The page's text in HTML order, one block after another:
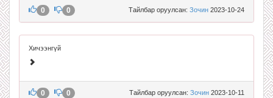
Тайлбар оруулсан: Зочин 2023-10-24
0 0
Хичээнгүй
Тайлбар оруулсан: Зочин 2023-10-11
0 0